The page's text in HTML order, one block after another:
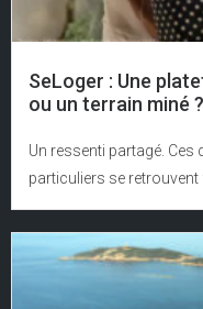
SeLoger : Une
ou un terrain miné ?
Un ressenti partagé.
particuliers se retrouvent